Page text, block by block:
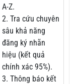
A-Z.
2. Tra cứu chuyên
sâu khả năng
đăng ký nhãn
hiệu (kết quả
chính xác 95%).
3. Thông báo kết